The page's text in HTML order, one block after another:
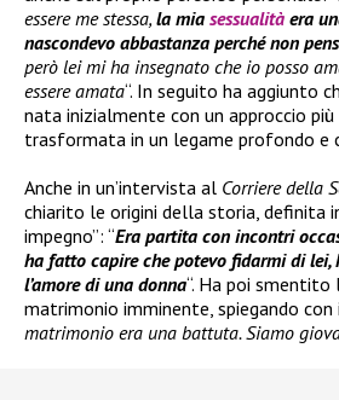
essere me stessa, la mia sessualità era
nascondevo abbastanza perché non
però lei mi ha insegnato che io posso
essere amata“. In seguito ha aggiunto
nata inizialmente con un approccio più
trasformata in un legame profondo e
Anche in un’intervista al Corriere della
chiarito le origini della storia, definita
impegno”: “Era partita con incontri
ha fatto capire che potevo fidarmi di lei,
l’amore di una donna“. Ha poi smentito
matrimonio imminente, spiegando con
matrimonio era una battuta. Siamo